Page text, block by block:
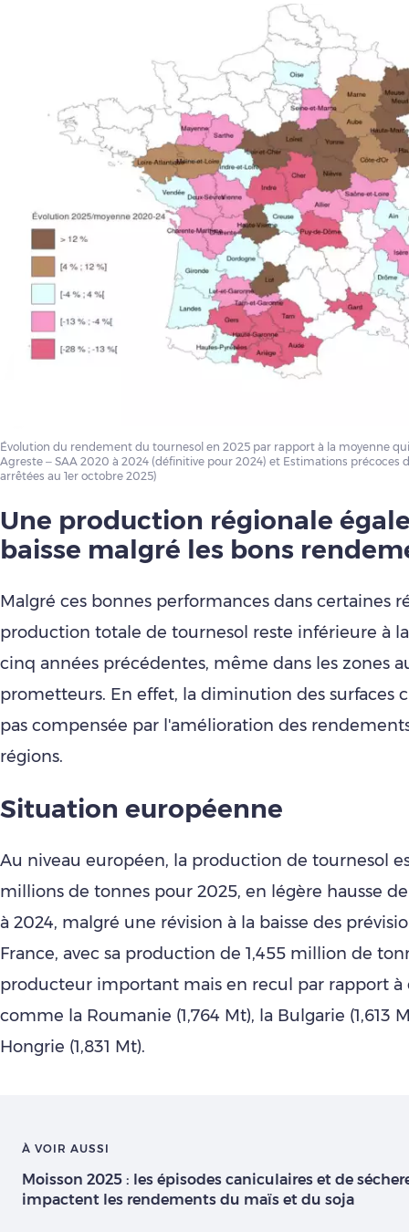
Évolution du rendement du tournesol en 2025 par rapport à la moyenne
Agreste – SAA 2020 à 2024 (définitive pour 2024) et Estimations précoces
arrêtées au 1er octobre 2025)
Une production régionale
baisse malgré les bons
Malgré ces bonnes performances dans certaines
production totale de tournesol reste inférieure à
cinq années précédentes, même dans les zones
prometteurs. En effet, la diminution des surfaces
pas compensée par l'amélioration des
régions.
Situation européenne
Au niveau européen, la production de tournesol
millions de tonnes pour 2025, en légère hausse
à 2024, malgré une révision à la baisse des
France, avec sa production de 1,455 million de
producteur important mais en recul par rapport à
comme la Roumanie (1,764 Mt), la Bulgarie (1,613
Hongrie (1,831 Mt).
À VOIR AUSSI
Moisson 2025 : les épisodes caniculaires et de
impactent les rendements du maïs et du soja